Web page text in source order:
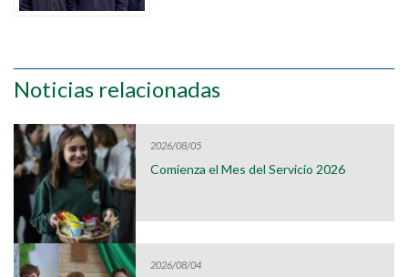
Noticias relacionadas
2026/08/05
Comienza el Mes del Servicio 2026
2026/08/04